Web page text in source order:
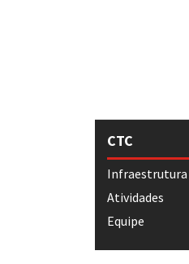
CTC
Infraestrutura
Atividades
Equipe